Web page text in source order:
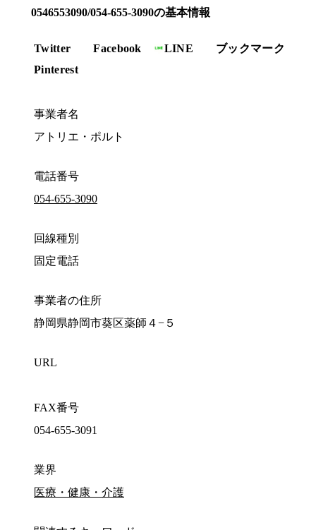
0546553090/054-655-3090の基本情報
Twitter Facebook LINE
ブックマーク
Pinterest
事業者名
アトリエ・ポルト
電話番号
054-655-3090
回線種別
固定電話
事業者の住所
静岡県静岡市葵区薬師４−５
URL
FAX番号
054-655-3091
業界
医療・健康・介護